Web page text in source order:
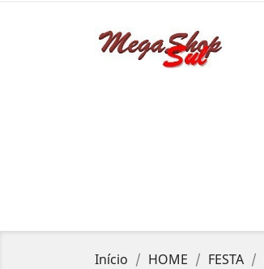
Início HOME FESTA